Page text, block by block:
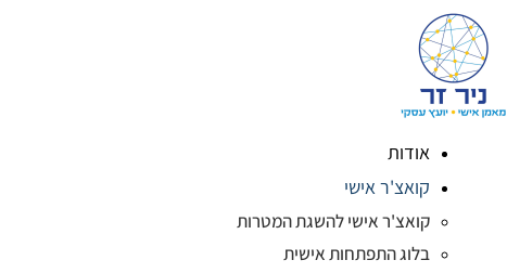
אודות
קואצ'ר אישי
קואצ'ר אישי להשגת המטרות
בלוג התפתחות אישית